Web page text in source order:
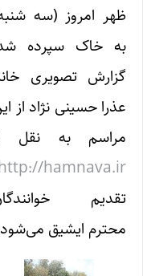
ظهر امروز (سه شنبه)
به خاک سپرده شد.
گزارش تصویری خانم
عذرا حسینی نژاد از این
مراسم به نقل از
http://hamnava.ir/
تقدیم خوانندگان
محترم ایشیق می‌شود: